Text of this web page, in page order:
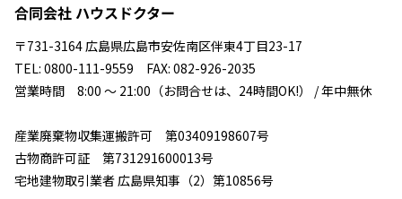
合同会社 ハウスドクター
〒731-3164 広島県広島市安佐南区伴東4丁目23-17
TEL: 0800-111-9559 FAX: 082-926-2035
営業時間 8:00 ～ 21:00（お問合せは、24時間OK!） / 年中無休
産業廃棄物収集運搬許可 第03409198607号
古物商許可証 第731291600013号
宅地建物取引業者 広島県知事（2）第10856号